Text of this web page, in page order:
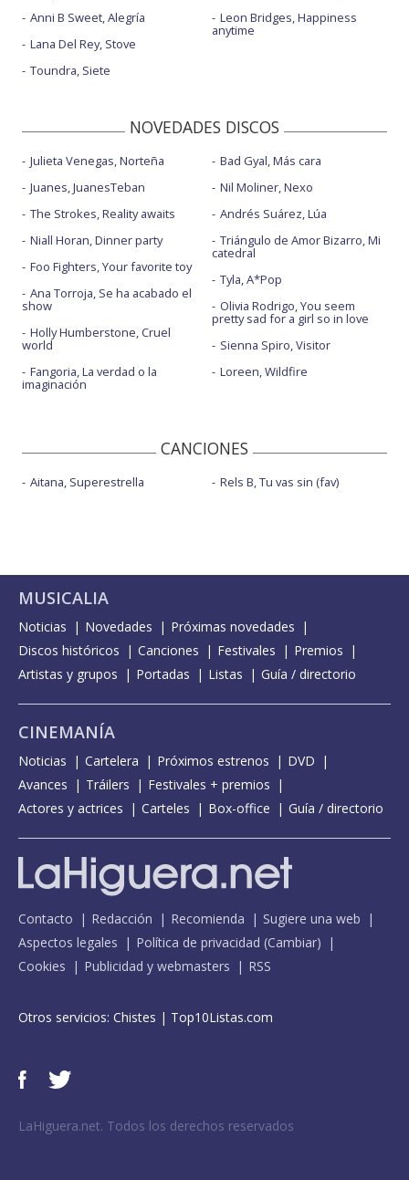
Anni B Sweet, Alegría
Lana Del Rey, Stove
Toundra, Siete
Leon Bridges, Happiness
anytime
NOVEDADES DISCOS
Julieta Venegas, Norteña
Juanes, JuanesTeban
The Strokes, Reality awaits
Niall Horan, Dinner party
Foo Fighters, Your favorite toy
Ana Torroja, Se ha acabado el
show
Holly Humberstone, Cruel
world
Fangoria, La verdad o la
imaginación
Bad Gyal, Más cara
Nil Moliner, Nexo
Andrés Suárez, Lúa
Triángulo de Amor Bizarro, Mi
catedral
Tyla, A*Pop
Olivia Rodrigo, You seem
pretty sad for a girl so in love
Sienna Spiro, Visitor
Loreen, Wildfire
CANCIONES
Aitana, Superestrella Rels B, Tu vas sin (fav)
MUSICALIA
Noticias Novedades
Próximas novedades
Discos históricos
Canciones Festivales
Premios
Artistas y grupos
Portadas Listas Guía / directorio
CINEMANÍA
Noticias Cartelera Próximos estrenos
DVD
Avances
Tráilers
Festivales + premios
Actores y actrices
Carteles Box-office Guía / directorio
Contacto Redacción Recomienda
Sugiere una web
Aspectos legales
Política de privacidad (Cambiar)
Cookies
Publicidad y webmasters RSS
Otros servicios: Chistes | Top10Listas.com
LaHiguera.net. Todos los derechos reservados